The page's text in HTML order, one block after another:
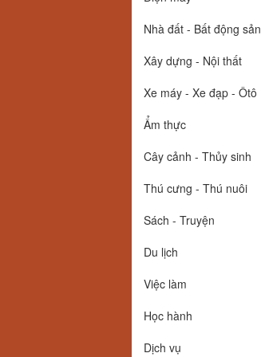
Nhà đất - Bất động sản
Xây dựng - Nội thất
Xe máy - Xe đạp - Ôtô
Ẩm thực
Cây cảnh - Thủy sinh
Thú cưng - Thú nuôi
Sách - Truyện
Du lịch
Việc làm
Học hành
Dịch vụ